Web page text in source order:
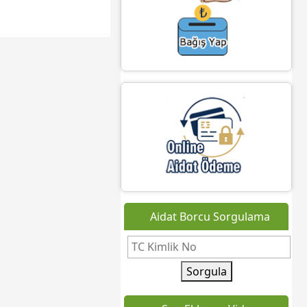
Aidat Borcu Sorgulama
Sorgula